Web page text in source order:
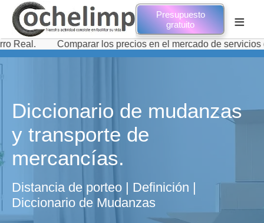
Presupuesto
gratuito
≡
Comparar los precios en el mercado de servicios de
Diccionario de mudanzas
y transporte de
mercancías.
Distancia de porteo | Definición |
Diccionario de Mudanzas